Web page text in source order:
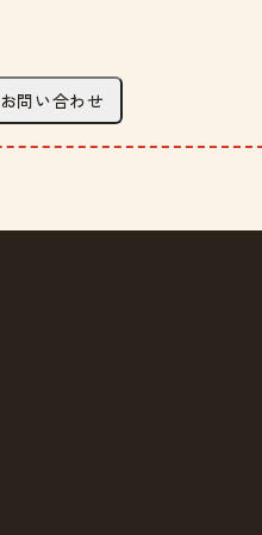
お問い合わせ